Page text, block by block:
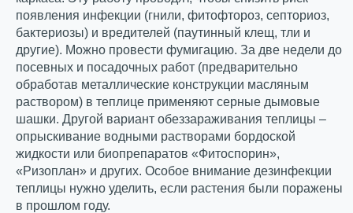
появления инфекции (гнили, фитофтороз, септориоз,
бактериозы) и вредителей (паутинный клещ, тли и
другие). Можно провести фумигацию. За две недели до
посевных и посадочных работ (предварительно
обработав металлические конструкции масляным
раствором) в теплице применяют серные дымовые
шашки. Другой вариант обеззараживания теплицы –
опрыскивание водными растворами бордоской
жидкости или биопрепаратов «Фитоспорин»,
«Ризоплан» и других. Особое внимание дезинфекции
теплицы нужно уделить, если растения были поражены
в прошлом году.